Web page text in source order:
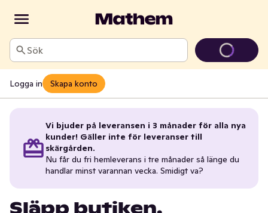
Sök
Logga in Skapa konto
Vi bjuder på leveransen i 3 månader för alla nya
kunder! Gäller inte för leveranser till
skärgården.
Nu får du fri hemleverans i tre månader så länge du
handlar minst varannan vecka. Smidigt va?
Släpp butiken.